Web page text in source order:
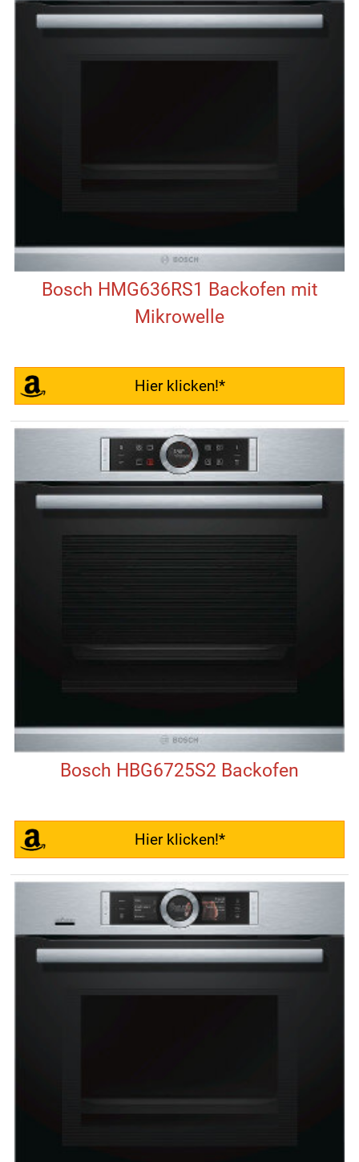
Bosch HMG636RS1 Backofen mit
Mikrowelle
Hier klicken!*
Bosch HBG6725S2 Backofen
Hier klicken!*